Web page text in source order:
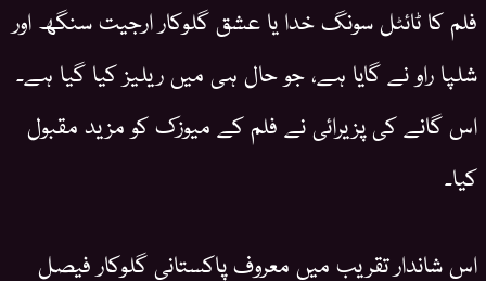
فلم کا ٹائٹل سونگ خدا یا عشق گلوکار ارجیت سنگھ اور
شلپا راو نے گایا ہے، جو حال ہی میں ریلیز کیا گیا ہے۔
اس گانے کی پزیرائی نے فلم کے میوزک کو مزید مقبول
کیا۔
اس شاندار تقریب میں معروف پاکستانی گلوکار فیصل